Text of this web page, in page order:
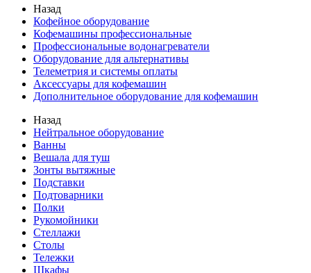
Назад
Кофейное оборудование
Кофемашины профессиональные
Профессиональные водонагреватели
Оборудование для альтернативы
Телеметрия и системы оплаты
Аксессуары для кофемашин
Дополнительное оборудование для кофемашин
Назад
Нейтральное оборудование
Ванны
Вешала для туш
Зонты вытяжные
Подставки
Подтоварники
Полки
Рукомойники
Стеллажи
Столы
Тележки
Шкафы